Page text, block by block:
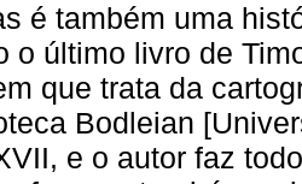
é também uma
o último livro de
que trata da
Bodleian
e o autor faz